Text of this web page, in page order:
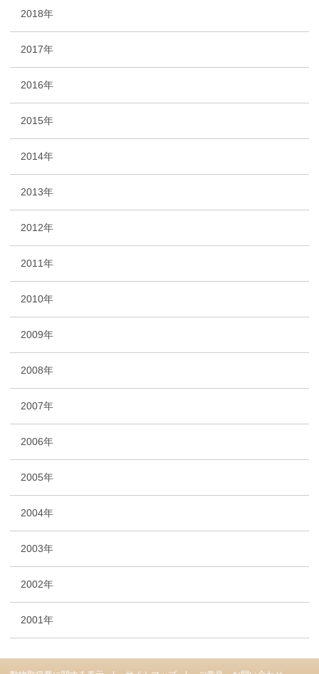
2018年
2017年
2016年
2015年
2014年
2013年
2012年
2011年
2010年
2009年
2008年
2007年
2006年
2005年
2004年
2003年
2002年
2001年